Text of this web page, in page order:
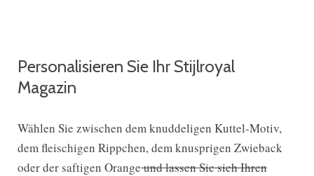
Personalisieren Sie Ihr Stijlroyal
Magazin
Wählen Sie zwischen dem knuddeligen Kuttel-Motiv,
dem fleischigen Rippchen, dem knusprigen Zwieback
oder der saftigen Orangeund lassen Sie sich Ihren